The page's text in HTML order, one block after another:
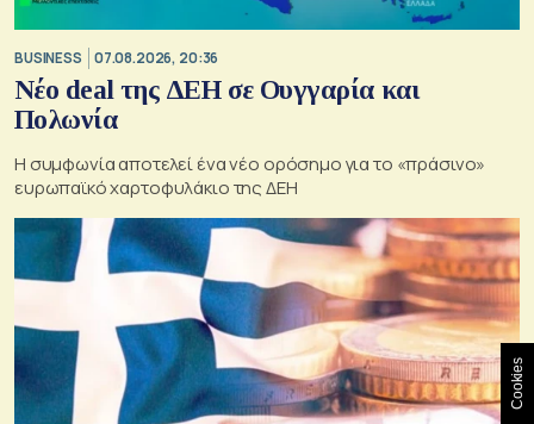
BUSINESS 07.08.2026, 20:36
Νέο deal της ΔΕΗ σε Ουγγαρία και
Πολωνία
Η συμφωνία αποτελεί ένα νέο ορόσημο για το «πράσινο»
ευρωπαϊκό χαρτοφυλάκιο της ΔΕΗ
Cookies